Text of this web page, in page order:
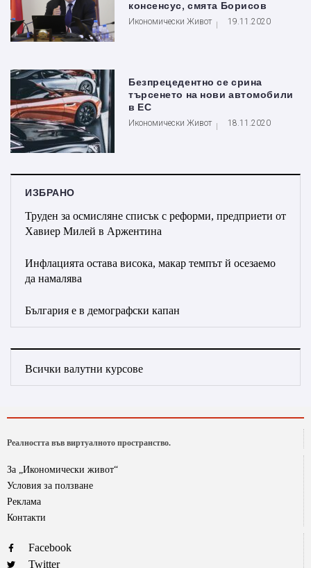
консенсус, смята Борисов
Икономически Живот 19.11.2020
Безпрецедентно се срина
търсенето на нови автомобили
в ЕС
Икономически Живот 18.11.2020
ИЗБРАНО
Труден за осмисляне списък с реформи, предприети от
Хавиер Милей в Аржентина
Инфлацията остава висока, макар темпът й осезаемо
да намалява
България е в демографски капан
Всички валутни курсове
Реалността във виртуалното пространство.
За „Икономически живот“
Условия за ползване
Реклама
Контакти
Facebook
Twitter